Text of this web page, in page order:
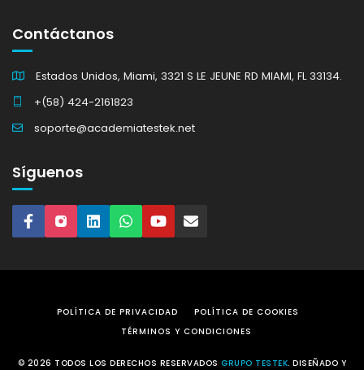
Contáctanos
Estados Unidos, Miami, 3321 S LE JEUNE RD MIAMI, FL 33134.
+(58) 424-2161823
soporte@academiatestek.net
Síguenos
POLÍTICA DE PRIVACIDAD
POLÍTICA DE COOKIES
TÉRMINOS Y CONDICIONES
© 2026 TODOS LOS DERECHOS RESERVADOSGRUPO TESTEK. DISEÑADO Y